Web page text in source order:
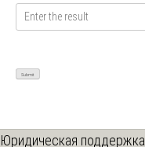
Юридическая поддержка